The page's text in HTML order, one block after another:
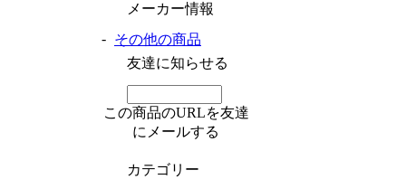
メーカー情報
- その他の商品
友達に知らせる
この商品のURLを友達
にメールする
カテゴリー